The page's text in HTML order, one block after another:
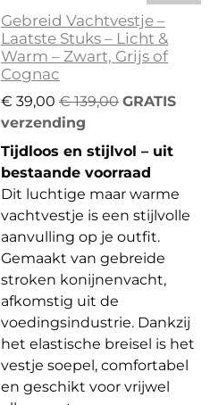
Gebreid Vachtvestje –
Laatste Stuks – Licht &
Warm – Zwart, Grijs of
Cognac
€ 39,00 € 139,00 GRATIS
verzending
Tijdloos en stijlvol – uit
bestaande voorraad
Dit luchtige maar warme
vachtvestje is een stijlvolle
aanvulling op je outfit.
Gemaakt van gebreide
stroken konijnenvacht,
afkomstig uit de
voedingsindustrie. Dankzij
het elastische breisel is het
vestje soepel, comfortabel
en geschikt voor vrijwel